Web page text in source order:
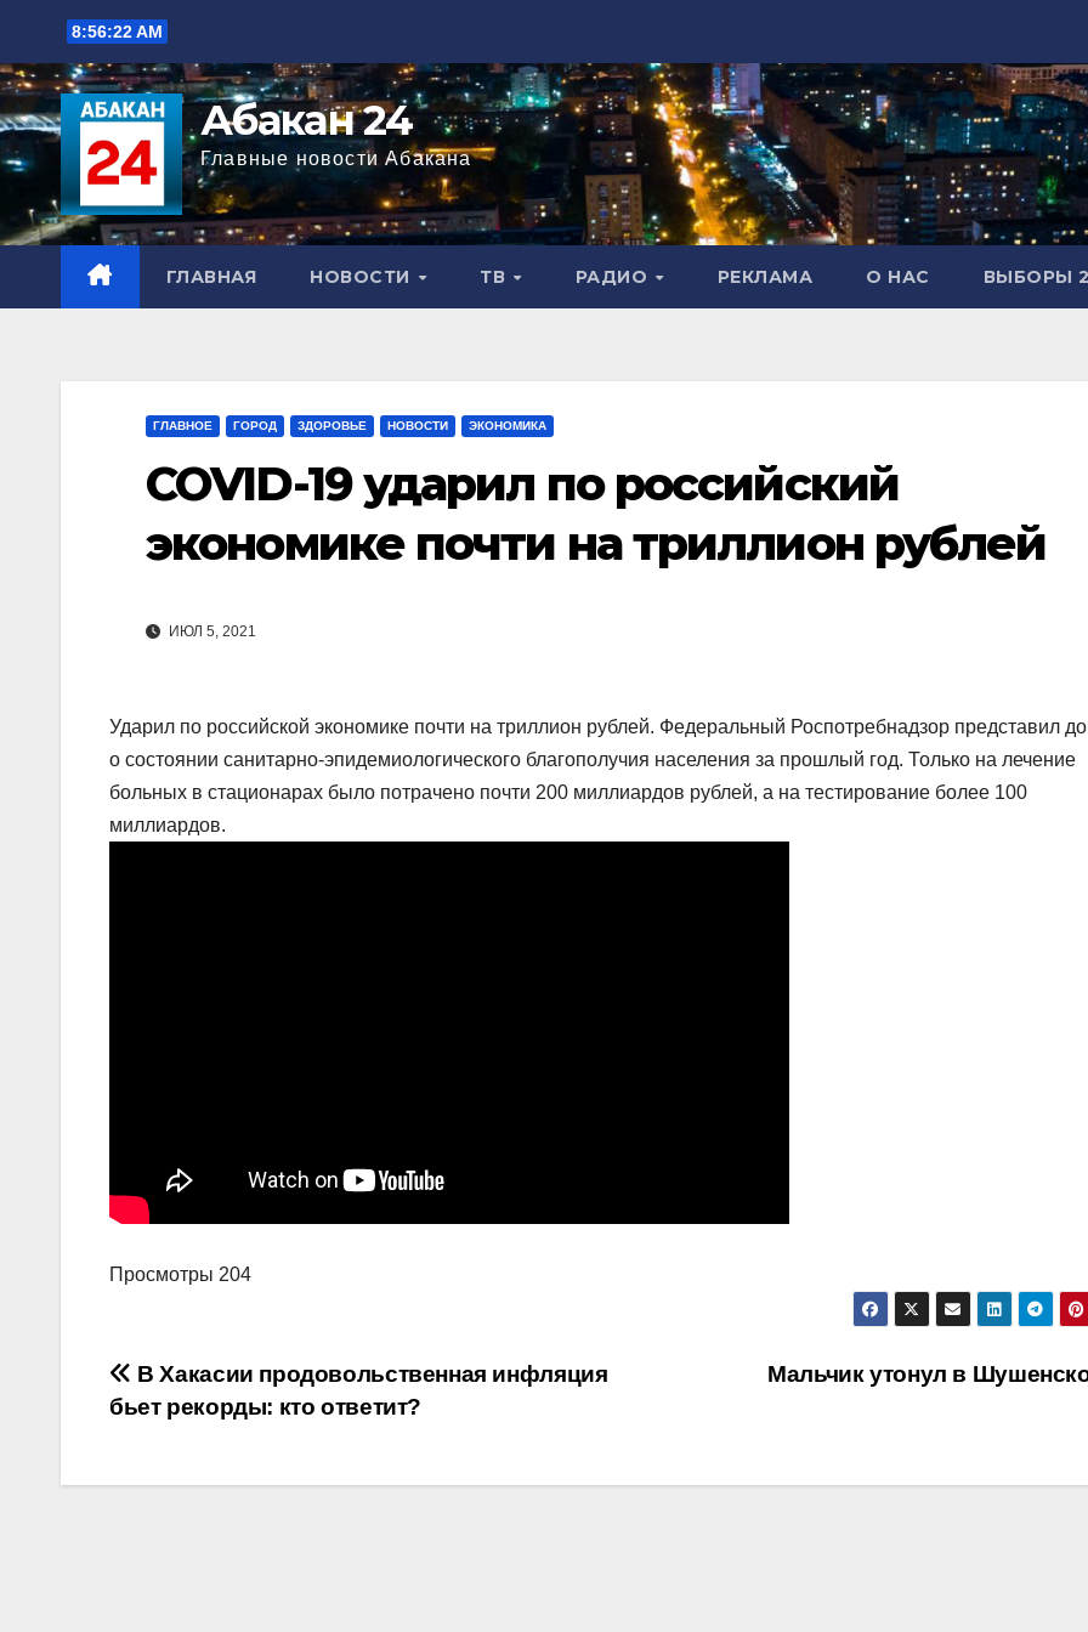
Перейти
содержимому
8:56:23 AM
Абакан 24
Главные новости Абакана
ГЛАВНАЯ НОВОСТИ ТВ РАДИО РЕКЛАМА О НАС ВЫБОРЫ
ГЛАВНОЕ ГОРОД ЗДОРОВЬЕ НОВОСТИ ЭКОНОМИКА
COVID-19 ударил по российский
экономике почти на триллион рублей
ИЮЛ 5, 2021
Ударил по российской экономике почти на триллион рублей. Федеральный Роспотребнадзор представил
о состоянии санитарно-эпидемиологического благополучия населения за прошлый год. Только на лечение
больных в стационарах было потрачено почти 200 миллиардов рублей, а на тестирование более 100
миллиардов.
Просмотры 204
Навигация
записям
Мальчик утонул в
В Хакасии продовольственная инфляция
бьет рекорды: кто ответит?